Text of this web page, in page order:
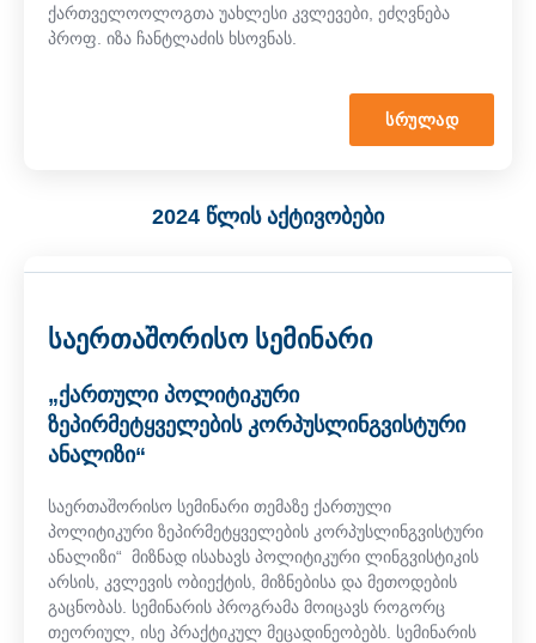
ქართველოოლოგთა უახლესი კვლევები, ეძღვნება
პროფ. იზა ჩანტლაძის ხსოვნას.
ᲡᲠᲣᲚᲐᲓ
2024 წლის აქტივობები
საერთაშორისო სემინარი
„ქართული პოლიტიკური
ზეპირმეტყველების კორპუსლინგვისტური
ანალიზი“
საერთაშორისო სემინარი თემაზე ქართული
პოლიტიკური ზეპირმეტყველების კორპუსლინგვისტური
ანალიზი“ მიზნად ისახავს პოლიტიკური ლინგვისტიკის
არსის, კვლევის ობიექტის, მიზნებისა და მეთოდების
გაცნობას. სემინარის პროგრამა მოიცავს როგორც
თეორიულ, ისე პრაქტიკულ მეცადინეობებს. სემინარის